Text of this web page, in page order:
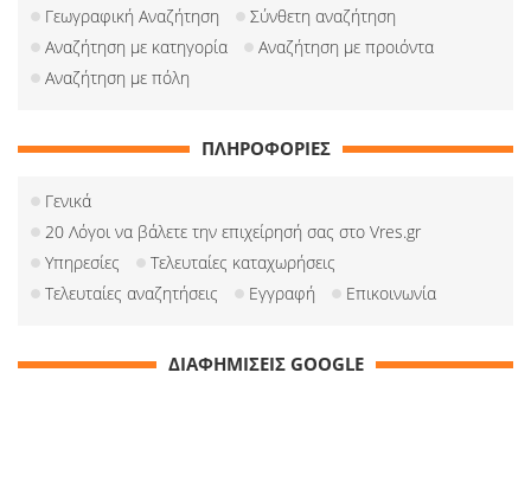
Γεωγραφική Αναζήτηση
Σύνθετη αναζήτηση
Αναζήτηση με κατηγορία
Αναζήτηση με προιόντα
Αναζήτηση με πόλη
ΠΛΗΡΟΦΟΡΙΕΣ
Γενικά
20 Λόγοι να βάλετε την επιχείρησή σας στο Vres.gr
Υπηρεσίες
Τελευταίες καταχωρήσεις
Τελευταίες αναζητήσεις
Εγγραφή Επικοινωνία
ΔΙΑΦΗΜΙΣΕΙΣ GOOGLE